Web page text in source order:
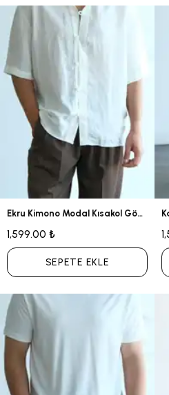
Ekru Kimono Modal Kısakol Gömlek
1,599.00 ₺
SEPETE EKLE